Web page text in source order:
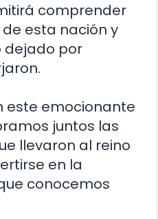
comprender
esta nación y
dejado por
este emocionante
juntos las
llevaron al reino
en la
conocemos